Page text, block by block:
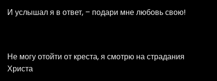
И услышал я в ответ, – подари мне любовь свою!
Не могу отойти от креста, я смотрю на страдания
Христа